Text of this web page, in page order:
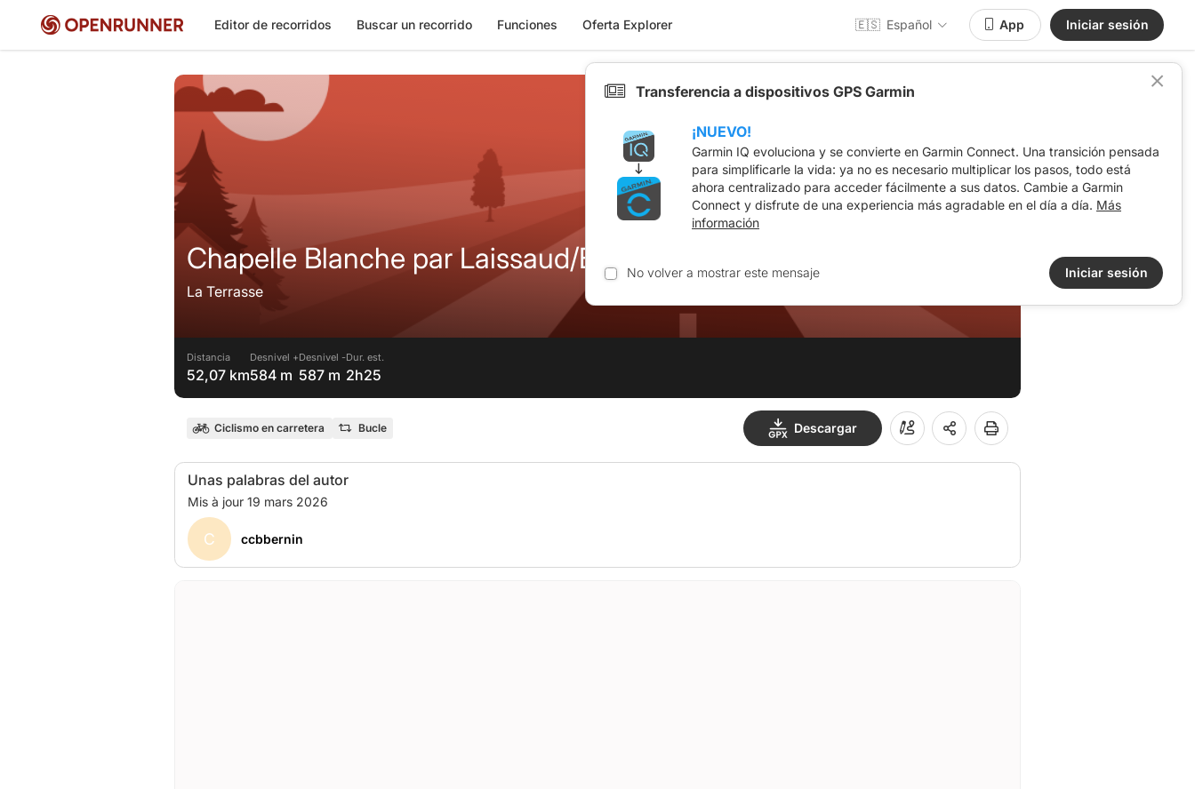
Editor de recorridos Buscar un recorrido Funciones Oferta Explorer 🇪🇸 Español App Iniciar sesión
Chapelle Blanche par Laissaud/Barraux-V-AHor
La Terrasse
Distancia
52,07 km
Desnivel +
584 m
Desnivel -
587 m
Dur. est.
2h25
Ciclismo en carretera Bucle Descargar
Unas palabras del autor
C ccbbernin
Transferencia a dispositivos GPS Garmin
¡NUEVO!
Garmin IQ evoluciona y se convierte en Garmin Connect. Una transición pensada
para simplificarle la vida: ya no es necesario multiplicar los pasos, todo está
ahora centralizado para acceder fácilmente a sus datos. Cambie a Garmin
Connect y disfrute de una experiencia más agradable en el día a día. Más
información
No volver a mostrar este mensaje Iniciar sesión